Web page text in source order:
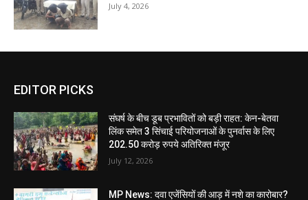
July 4, 2026
EDITOR PICKS
संघर्ष के बीच डूब प्रभावितों को बड़ी राहत: केन-बेतवा
लिंक समेत 3 सिंचाई परियोजनाओं के पुनर्वास के लिए
202.50 करोड़ रुपये अतिरिक्त मंजूर
July 12, 2026
MP News: दवा एजेंसियों की आड़ में नशे का कारोबार?